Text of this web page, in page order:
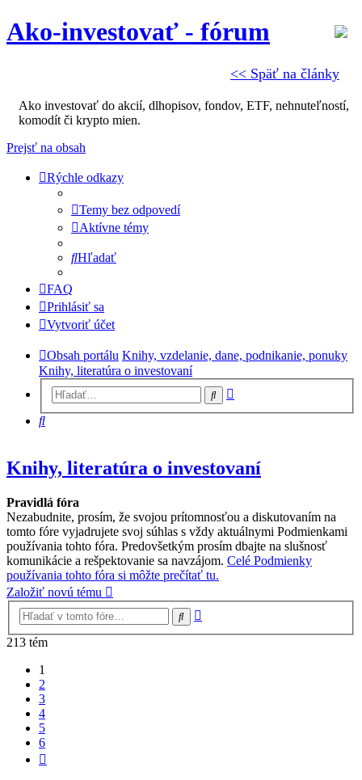
<< Späť na články
Ako-investovať - fórum
Ako investovať do akcií, dlhopisov, fondov, ETF, nehnuteľností,
komodít či krypto mien.
Prejsť na obsah
Rýchle odkazy
Temy bez odpovedí
Aktívne témy
Hľadať
FAQ
Prihlásiť sa
Vytvoriť účet
Obsah portálu Knihy, vzdelanie, dane, podnikanie, ponuky
Knihy, literatúra o investovaní
Hľadať
Hľadať
Knihy, literatúra o investovaní
Pravidlá fóra
Nezabudnite, prosím, že svojou prítomnosťou a diskutovaním na
tomto fóre vyjadrujete svoj súhlas s vždy aktuálnymi Podmienkami
používania tohto fóra. Predovšetkým prosím dbajte na slušnosť
komunikácie a rešpektovanie sa navzájom. Celé Podmienky
používania tohto fóra si môžte prečítať tu.
Založiť novú tému
Hľadať
213 tém
1
2
3
4
5
6